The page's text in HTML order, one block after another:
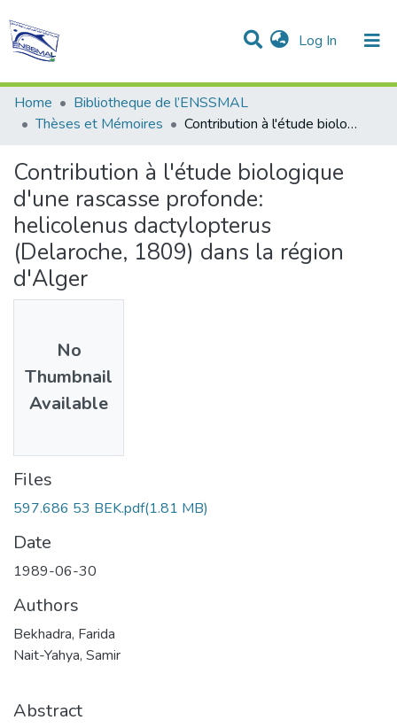
Log In (current)
Communities & Collections
Statistics
All of DSpace
Home
Bibliotheque de l’ENSSMAL
Thèses et Mémoires
Contribution à l'étude biologique d'une rascasse profonde: helicolenus dactylopterus (Delaroche, 1809) dans la région d'Alger
Contribution à l'étude biologique
d'une rascasse profonde:
helicolenus dactylopterus
(Delaroche, 1809) dans la région
d'Alger
No
Thumbnail
Available
Files
597.686 53 BEK.pdf(1.81 MB)
Date
1989-06-30
Authors
Bekhadra, Farida
Nait-Yahya, Samir
Abstract